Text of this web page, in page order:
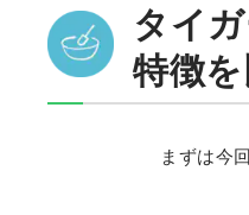
タイ
特徴
まずは今